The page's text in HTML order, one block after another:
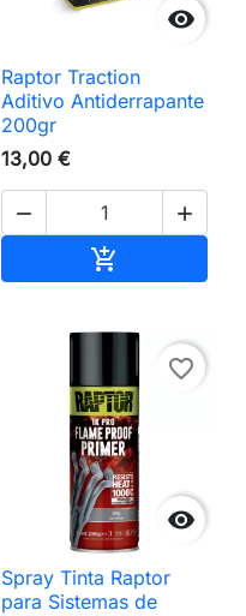

Raptor Traction
Aditivo Antiderrapante
200gr
13,00 €
 


favorite_border
Spray Tinta Raptor
para Sistemas de